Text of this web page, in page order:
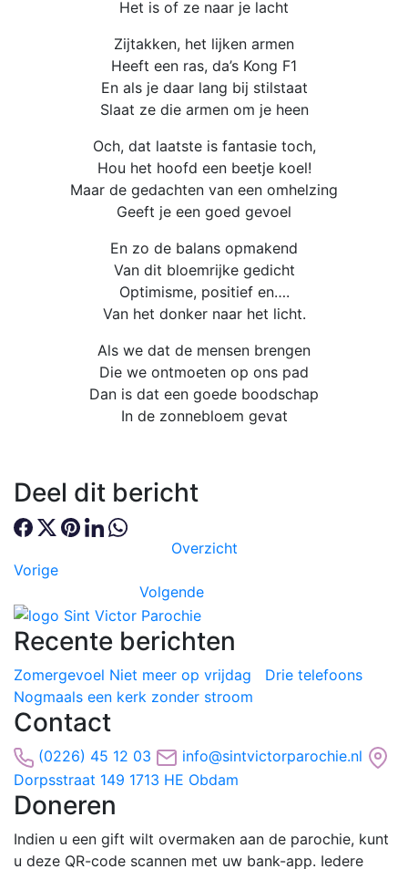
Het is of ze naar je lacht
Zijtakken, het lijken armen
Heeft een ras, da’s Kong F1
En als je daar lang bij stilstaat
Slaat ze die armen om je heen
Och, dat laatste is fantasie toch,
Hou het hoofd een beetje koel!
Maar de gedachten van een omhelzing
Geeft je een goed gevoel
En zo de balans opmakend
Van dit bloemrijke gedicht
Optimisme, positief en….
Van het donker naar het licht.
Als we dat de mensen brengen
Die we ontmoeten op ons pad
Dan is dat een goede boodschap
In de zonnebloem gevat
Deel dit bericht
Overzicht
Vorige
Volgende
Recente berichten
Zomergevoel Niet meer op vrijdag
Drie telefoons
Nogmaals een kerk zonder stroom
Contact
(0226) 45 12 03
info@sintvictorparochie.nl
Dorpsstraat 149 1713 HE Obdam
Doneren
Indien u een gift wilt overmaken aan de parochie, kunt
u deze QR-code scannen met uw bank-app. Iedere